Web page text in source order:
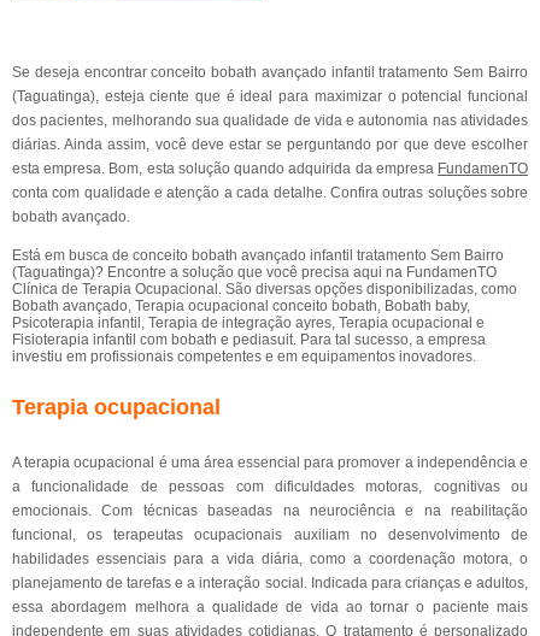
Se deseja encontrar conceito bobath avançado infantil tratamento Sem Bairro
(Taguatinga), esteja ciente que é ideal para maximizar o potencial funcional
dos pacientes, melhorando sua qualidade de vida e autonomia nas atividades
diárias. Ainda assim, você deve estar se perguntando por que deve escolher
esta empresa. Bom, esta solução quando adquirida da empresa FundamenTO
conta com qualidade e atenção a cada detalhe. Confira outras soluções sobre
bobath avançado.
Está em busca de conceito bobath avançado infantil tratamento Sem Bairro
(Taguatinga)? Encontre a solução que você precisa aqui na FundamenTO
Clínica de Terapia Ocupacional. São diversas opções disponibilizadas, como
Bobath avançado, Terapia ocupacional conceito bobath, Bobath baby,
Psicoterapia infantil, Terapia de integração ayres, Terapia ocupacional e
Fisioterapia infantil com bobath e pediasuit. Para tal sucesso, a empresa
investiu em profissionais competentes e em equipamentos inovadores.
Terapia ocupacional
A terapia ocupacional é uma área essencial para promover a independência e
a funcionalidade de pessoas com dificuldades motoras, cognitivas ou
emocionais. Com técnicas baseadas na neurociência e na reabilitação
funcional, os terapeutas ocupacionais auxiliam no desenvolvimento de
habilidades essenciais para a vida diária, como a coordenação motora, o
planejamento de tarefas e a interação social. Indicada para crianças e adultos,
essa abordagem melhora a qualidade de vida ao tornar o paciente mais
independente em suas atividades cotidianas. O tratamento é personalizado